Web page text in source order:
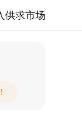
供求市场